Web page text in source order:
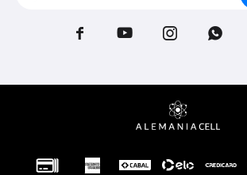
   